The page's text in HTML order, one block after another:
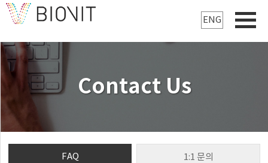
ENG
Contact Us
FAQ 1:1 문의